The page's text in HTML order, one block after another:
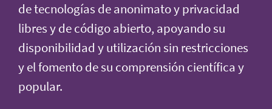
de tecnologías de anonimato y privacidad
libres y de código abierto, apoyando su
disponibilidad y utilización sin restricciones
y el fomento de su comprensión científica y
popular.